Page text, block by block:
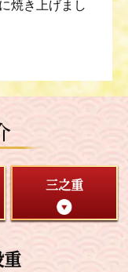
焼き上げまし
三之重